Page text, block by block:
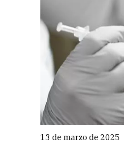
13 de marzo de 2025